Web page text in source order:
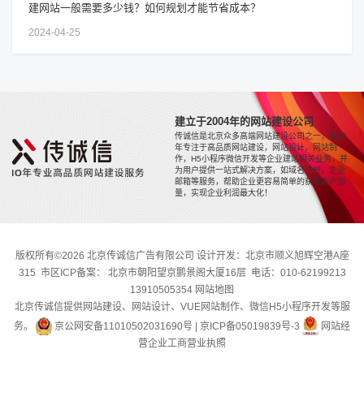
建网站一般需要多少钱？如何规划才能节省成本？
2024-04-25
建立于2004年的网站建设公司
传诚信是北京众多高端网站建设公司之一，近20
年专注于高品质网站建设，网站设计，网站制
作，H5小程序微信开发等企业建站相关业务，并
为用户提供一站式解决方案，如域名注册，企业
邮箱等服务，帮助企业更容易简单的获取用户流
量，实现企业利润最大化！
版权所有©2026 北京传诚信广告有限公司 设计开发：北京市顺义旭辉空港A座
315 市区ICP备案： 北京市朝阳望京鹏景阁大厦16层 电话：010-62199213
13910505354 网站地图
北京传诚信提供网站建设、网站设计、VUE网站制作、微信H5小程序开发等服
务。
京公网安备11010502031690号 | 京ICP备05019839号-3
网站经
营企业工商营业执照